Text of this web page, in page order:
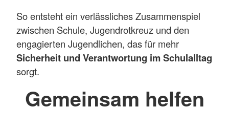
So entsteht ein verlässliches Zusammenspiel
zwischen Schule, Jugendrotkreuz und den
engagierten Jugendlichen, das für mehr
Sicherheit und Verantwortung im Schulalltag
sorgt.
Gemeinsam helfen